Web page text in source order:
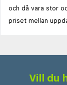
och då vara stor
priset mellan
Vill du